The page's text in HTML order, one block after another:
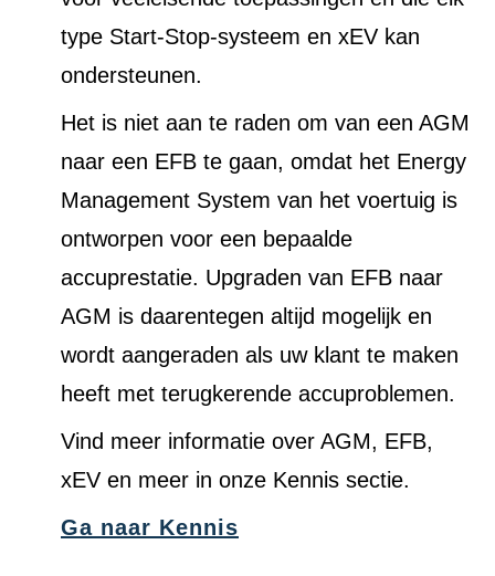
type Start-Stop-systeem en xEV kan
ondersteunen.
Het is niet aan te raden om van een AGM
naar een EFB te gaan, omdat het Energy
Management System van het voertuig is
ontworpen voor een bepaalde
accuprestatie. Upgraden van EFB naar
AGM is daarentegen altijd mogelijk en
wordt aangeraden als uw klant te maken
heeft met terugkerende accuproblemen.
Vind meer informatie over AGM, EFB,
xEV en meer in onze Kennis sectie.
Ga naar Kennis